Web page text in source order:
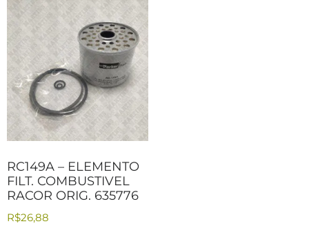
RC149A – ELEMENTO
FILT. COMBUSTIVEL
RACOR ORIG. 635776
R$26,88